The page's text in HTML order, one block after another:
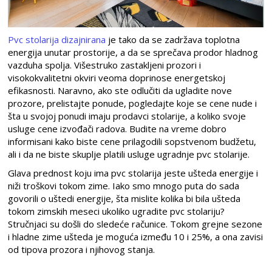
Pvc stolarija dizajnirana je tako da se zadržava toplotna
energija unutar prostorije, a da se sprečava prodor hladnog
vazduha spolja. Višestruko zastakljeni prozori i
visokokvalitetni okviri veoma doprinose energetskoj
efikasnosti. Naravno, ako ste odlučiti da ugladite nove
prozore, prelistajte ponude, pogledajte koje se cene nude i
šta u svojoj ponudi imaju prodavci stolarije, a koliko svoje
usluge cene izvođači radova. Budite na vreme dobro
informisani kako biste cene prilagodili sopstvenom budžetu,
ali i da ne biste skuplje platili usluge ugradnje pvc stolarije.
Glava prednost koju ima pvc stolarija jeste ušteda energije i
niži troškovi tokom zime. Iako smo mnogo puta do sada
govorili o uštedi energije, šta mislite kolika bi bila ušteda
tokom zimskih meseci ukoliko ugradite pvc stolariju?
Stručnjaci su došli do sledeće računice. Tokom grejne sezone
i hladne zime ušteda je moguća između 10 i 25%, a ona zavisi
od tipova prozora i njihovog stanja.